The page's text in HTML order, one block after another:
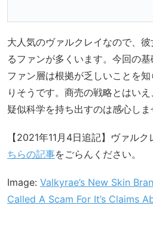
大人気のヴァルクレイなので、
るファンが多くいます。今回の
ファン層は根拠が乏しいことを
りそうです。商売の戦略とはい
疑似科学を持ち出すのは感心しま
【2021年11月4日追記】ヴァルク
ちらの記事をごらんください。
Image: Valkyrae’s New Skin
Called A Scam For It’s Claims